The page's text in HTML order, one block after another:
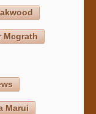
Mcgrath
Marui